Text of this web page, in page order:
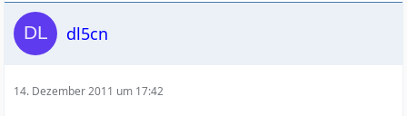
dl5cn
14. Dezember 2011 um 17:42